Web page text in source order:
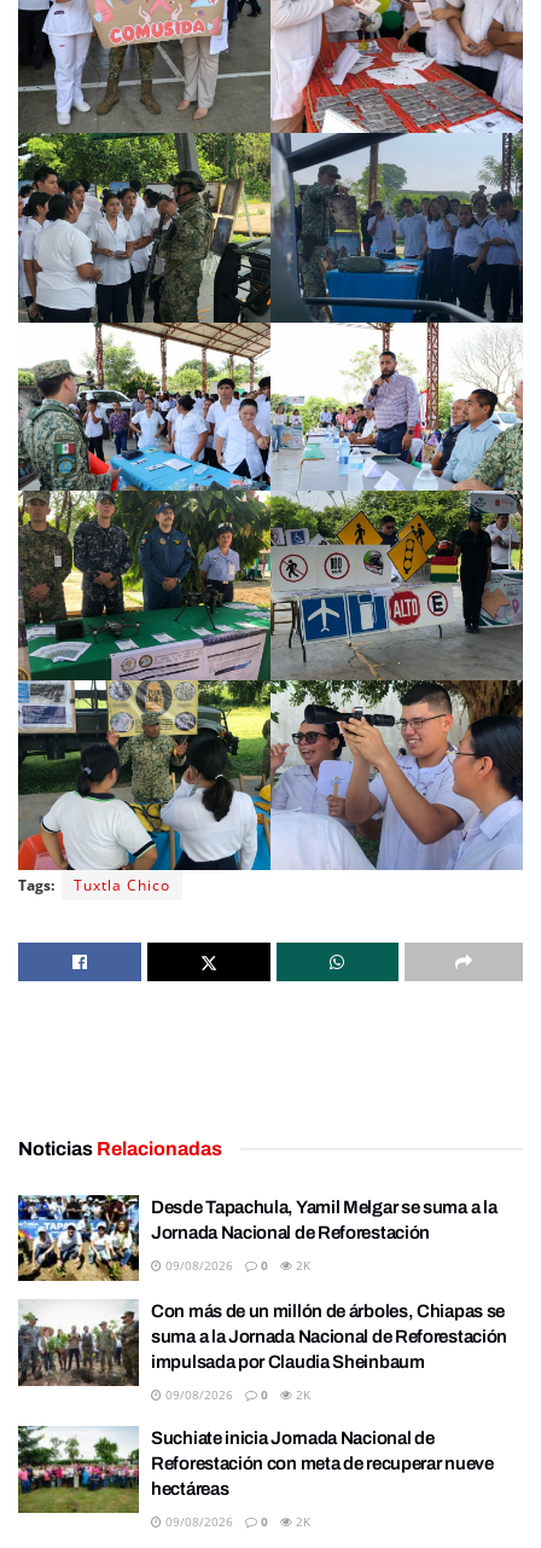
Tags: Tuxtla Chico
Noticias Relacionadas
Desde Tapachula, Yamil Melgar se suma a la
Jornada Nacional de Reforestación
09/08/2026 0 2K
Con más de un millón de árboles, Chiapas se
suma a la Jornada Nacional de Reforestación
impulsada por Claudia Sheinbaum
09/08/2026 0 2K
Suchiate inicia Jornada Nacional de
Reforestación con meta de recuperar nueve
hectáreas
09/08/2026 0 2K